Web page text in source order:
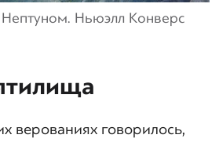
Ньюэлл Конверс
верованиях говорилось,